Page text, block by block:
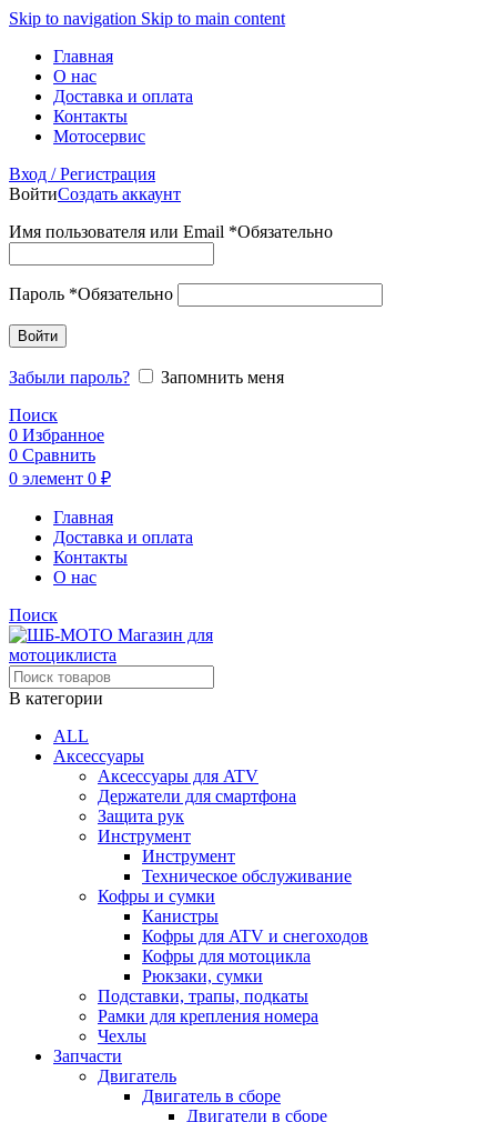
Skip to navigation Skip to main content
Главная
О нас
Доставка и оплата
Контакты
Мотосервис
Вход / Регистрация
ВойтиСоздать аккаунт
Имя пользователя или Email *Обязательно
Пароль *Обязательно
Войти
Забыли пароль?
Запомнить меня
Поиск
0 Избранное
0 Сравнить
0 элемент 0 ₽
Главная
Доставка и оплата
Контакты
О нас
Поиск
В категории
ALL
Аксессуары
Аксессуары для ATV
Держатели для смартфона
Защита рук
Инструмент
Инструмент
Техническое обслуживание
Кофры и сумки
Канистры
Кофры для ATV и снегоходов
Кофры для мотоцикла
Рюкзаки, сумки
Подставки, трапы, подкаты
Рамки для крепления номера
Чехлы
Запчасти
Двигатель
Двигатель в сборе
Двигатели в сборе